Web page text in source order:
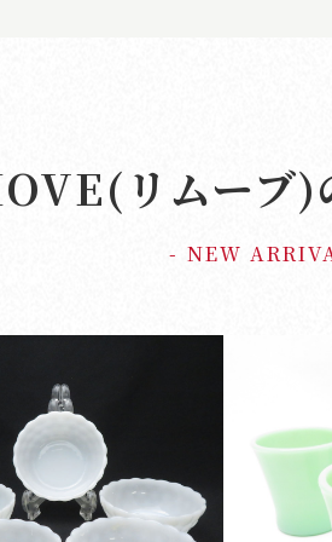
リムーブ)
- NEW